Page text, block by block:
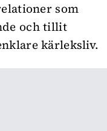
som
och tillit
kärleksliv.